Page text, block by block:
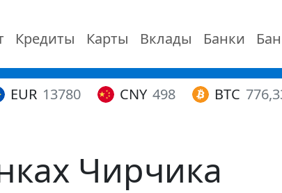
Кредиты Карты Вклады Банки
EUR 13780 CNY 498 BTC
Чирчика